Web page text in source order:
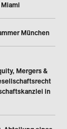
München
Mergers &
in